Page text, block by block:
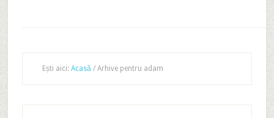
Ești aici: Acasă /Arhive pentru adam